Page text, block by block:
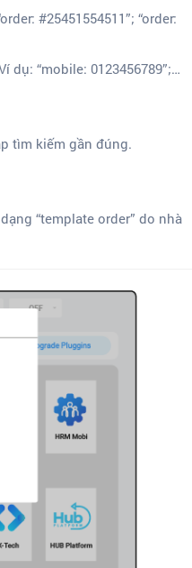
#25451554511”; “order:
“mobile: 0123456789”;…
tìm kiếm gần đúng.
“template order” do nhà